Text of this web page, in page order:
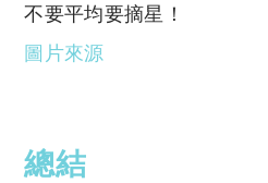
不要平均要摘星！
圖片來源
總結